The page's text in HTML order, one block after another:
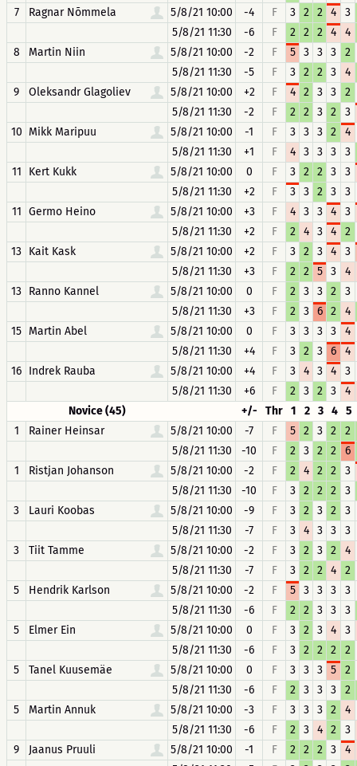
7
Ragnar Nõmmela 5/8/21 10:00 -4 F 3 2 2 4
3
5/8/21 11:30
-6 F 2 2 2 4
4
8
Martin Niin 5/8/21 10:00 -2 F 5 3 3 3
2
5/8/21 11:30
-5 F 3 2 2 3
4
9
Oleksandr Glagoliev 5/8/21 10:00 +2 F 4 2 3 3
2
5/8/21 11:30
-2 F 2 2 3 2
3
10 Mikk Maripuu 5/8/21 10:00 -1 F 3 3 3 2
4
5/8/21 11:30
+1 F 4 3 3 3
3
11
Kert Kukk 5/8/21 10:00 0 F 3 2 2 3
3
5/8/21 11:30
+2 F 3 3 2 3
3
11 Germo Heino 5/8/21 10:00 +3 F 4 3 3 4
3
5/8/21 11:30
+2 F 2 4 3 4
2
13 Kait Kask 5/8/21 10:00 +2 F 3 2 3 4
3
5/8/21 11:30
+3 F 2 2 5 3
4
13 Ranno Kannel 5/8/21 10:00 0 F 2 3 3 2
3
5/8/21 11:30
+3 F 2 3 6 2
4
15 Martin Abel 5/8/21 10:00 0 F 3 3 3 3
4
5/8/21 11:30
+4 F 3 2 3 6
4
16 Indrek Rauba 5/8/21 10:00 +4 F 3 4 3 4
3
5/8/21 11:30
+6 F 2 3 2 3
4
Novice (45)
+/- Thr 1 2 3 4 5
1
Rainer Heinsar 5/8/21 10:00 -7 F 5 2 3 2
2
5/8/21 11:30
-10 F 2 3 2 2
6
1
Ristjan Johanson 5/8/21 10:00 -2 F 2 4 2 2
3
5/8/21 11:30
-10 F 3 2 2 2
3
3
Lauri Koobas 5/8/21 10:00 -9 F 3 2 3 2
3
5/8/21 11:30
-7 F 3 4 3 3
3
3
Tiit Tamme 5/8/21 10:00 -2 F 3 2 3 2
4
5/8/21 11:30
-7 F 3 2 2 4
2
5
Hendrik Karlson 5/8/21 10:00 -2 F 5 3 3 3
3
5/8/21 11:30
-6 F 2 2 3 3
3
5
Elmer Ein 5/8/21 10:00 0 F 3 2 3 4
3
5/8/21 11:30
-6 F 3 2 2 2
2
5
Tanel Kuusemäe 5/8/21 10:00 0 F 3 3 3 5
2
5/8/21 11:30
-6 F 2 3 3 3
2
5
Martin Annuk 5/8/21 10:00 -3 F 3 3 3 2
4
5/8/21 11:30
-6 F 2 3 4 2
3
9
Jaanus Pruuli 5/8/21 10:00 -1 F 2 2 2 3
4